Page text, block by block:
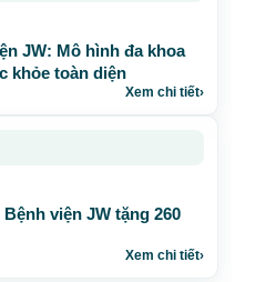
JW: Mô hình đa khoa
khỏe toàn diện
Xem chi tiết›
viện JW tặng 260
Xem chi tiết›